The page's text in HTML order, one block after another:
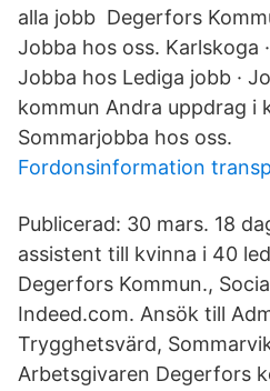
alla jobb Degerfors
Jobba hos oss. Karlskoga
Jobba hos Lediga jobb ·
kommun Andra uppdrag i
Sommarjobba hos oss.
Fordonsinformation
Publicerad: 30 mars. 18
assistent till kvinna i 40
Degerfors Kommun.,
Indeed.com. Ansök till
Trygghetsvärd,
Arbetsgivaren Degerfors